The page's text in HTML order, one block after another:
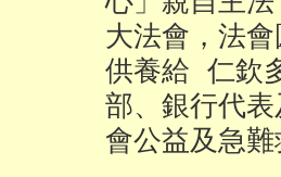
大法會，法
供養給 仁欽
部、銀行代
會公益及急